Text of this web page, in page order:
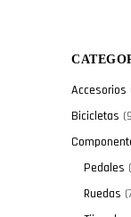
Accesorios
Bicicletas
Pedales
Ruedas